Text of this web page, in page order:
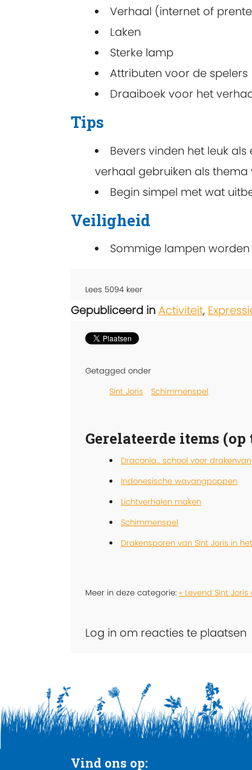
Verhaal (internet of
Laken
Sterke lamp
Attributen voor de spelers
Draaiboek voor het
Tips
Bevers vinden het leuk
verhaal gebruiken als
Begin simpel met wat
Veiligheid
Sommige lampen
Lees 5094 keer
Gepubliceerd in Activiteit,
Getagged onder
Sint Joris
Schimmenspel
Gerelateerde items (op
Draconia... school voor
Indonesische wayangpoppen
Lichtverhalen maken
Schimmenspel
Drakensporen van Sint Joris in
Meer in deze categorie: « Levend Sint
Log in om reacties te plaatsen
Vind ons op: